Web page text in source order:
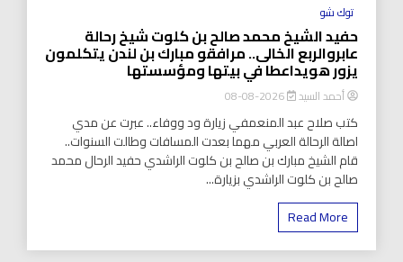
توك شو
حفيد الشيخ محمد صالح بن كلوت شيخ رحالة
عابروالربع الخالى.. مرافقو مبارك بن لندن يتكلمون
يزور هويداعطا في بيتها ومؤسستها
أحمد السيد 2026-08-08
كتب صلاح عبد المنعمفي زيارة ود ووفاء.. عبرت عن مدي
اصالة الرحالة العربي مهما بعدت المسافات وطالت السنوات..
قام الشيخ مبارك بن صالح بن كلوت الراشدي حفيد الرحال محمد
صالح بن كلوت الراشدي بزيارة...
Read More